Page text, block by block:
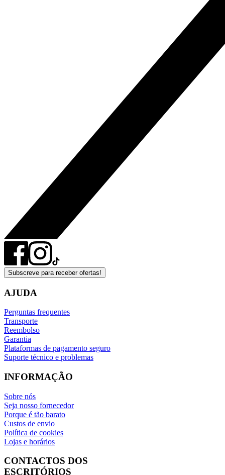
Subscreve para receber ofertas!
AJUDA
Perguntas frequentes
Transporte
Reembolso
Garantia
Plataformas de pagamento seguro
Suporte técnico e problemas
INFORMAÇÃO
Sobre nós
Seja nosso fornecedor
Porque é tão barato
Custos de envio
Política de cookies
Lojas e horários
CONTACTOS DOS
ESCRITÓRIOS